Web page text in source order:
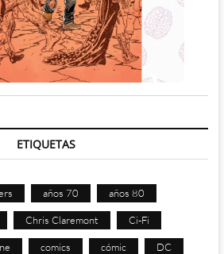
ETIQUETAS
años 70 años 80
Chris Claremont Ci-Fi
comics cómic DC